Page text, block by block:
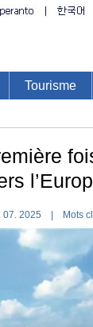
Tourisme
07. 2025 | Mots